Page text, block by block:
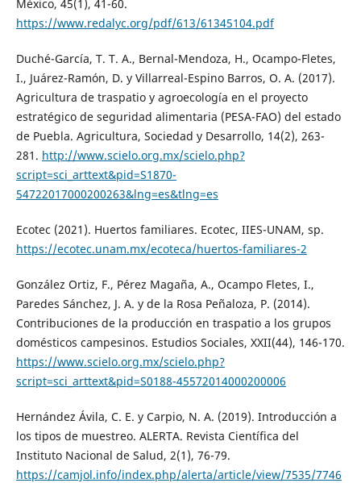
México, 45(1), 41-60.
https://www.redalyc.org/pdf/613/61345104.pdf
Duché-García, T. T. A., Bernal-Mendoza, H., Ocampo-Fletes,
I., Juárez-Ramón, D. y Villarreal-Espino Barros, O. A. (2017).
Agricultura de traspatio y agroecología en el proyecto
estratégico de seguridad alimentaria (PESA-FAO) del estado
de Puebla. Agricultura, Sociedad y Desarrollo, 14(2), 263-
281. http://www.scielo.org.mx/scielo.php?
script=sci_arttext&pid=S1870-
54722017000200263&lng=es&tlng=es
Ecotec (2021). Huertos familiares. Ecotec, IIES-UNAM, sp.
https://ecotec.unam.mx/ecoteca/huertos-familiares-2
González Ortiz, F., Pérez Magaña, A., Ocampo Fletes, I.,
Paredes Sánchez, J. A. y de la Rosa Peñaloza, P. (2014).
Contribuciones de la producción en traspatio a los grupos
domésticos campesinos. Estudios Sociales, XXII(44), 146-170.
https://www.scielo.org.mx/scielo.php?
script=sci_arttext&pid=S0188-45572014000200006
Hernández Ávila, C. E. y Carpio, N. A. (2019). Introducción a
los tipos de muestreo. ALERTA. Revista Científica del
Instituto Nacional de Salud, 2(1), 76-79.
https://camjol.info/index.php/alerta/article/view/7535/7746